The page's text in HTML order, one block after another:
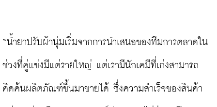
“น้ำยาปรับผ้านุ่มเริ่มจากการนำเสนอของทีมการตลาดใน
ช่วงที่คู่แข่งมีแต่รายใหญ่ แต่เรามีนักเคมีที่เก่งสามารถ
คิดค้นผลิตภัณฑ์ขึ้นมาขายได้ ซึ่งความสำเร็จของสินค้า